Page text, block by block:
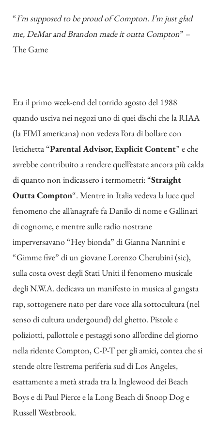
“I’m supposed to be proud of Compton. I’m just glad
me, DeMar and Brandon made it outta Compton” –
The Game
Era il primo week-end del torrido agosto del 1988
quando usciva nei negozi uno di quei dischi che la RIAA
(la FIMI americana) non vedeva l’ora di bollare con
l’etichetta “Parental Advisor, Explicit Content” e che
avrebbe contribuito a rendere quell’estate ancora più calda
di quanto non indicassero i termometri: “Straight
Outta Compton“. Mentre in Italia vedeva la luce quel
fenomeno che all’anagrafe fa Danilo di nome e Gallinari
di cognome, e mentre sulle radio nostrane
imperversavano “Hey bionda” di Gianna Nannini e
“Gimme five” di un giovane Lorenzo Cherubini (sic),
sulla costa ovest degli Stati Uniti il fenomeno musicale
degli N.W.A. dedicava un manifesto in musica al gangsta
rap, sottogenere nato per dare voce alla sottocultura (nel
senso di cultura undergound) del ghetto. Pistole e
poliziotti, pallottole e pestaggi sono all’ordine del giorno
nella ridente Compton, C-P-T per gli amici, contea che si
stende oltre l’estrema periferia sud di Los Angeles,
esattamente a metà strada tra la Inglewood dei Beach
Boys e di Paul Pierce e la Long Beach di Snoop Dog e
Russell Westbrook.